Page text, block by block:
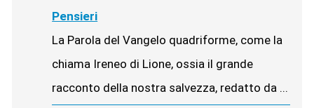
Pensieri
La Parola del Vangelo quadriforme, come la
chiama Ireneo di Lione, ossia il grande
racconto della nostra salvezza, redatto da ...